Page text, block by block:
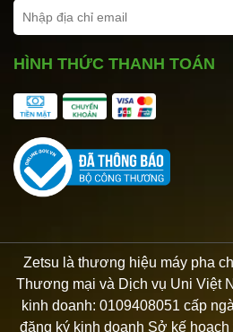
HÌNH THỨC THANH TOÁN
Zetsu là thương hiệu máy pha
Thương mại và Dịch vụ Uni Việt
kinh doanh: 0109408051 cấp
đăng ký kinh doanh Sở kế